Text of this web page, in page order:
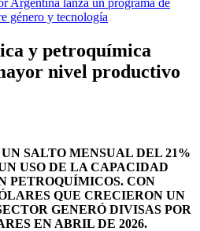
Argentina lanza un programa de
género y tecnología
y petroquímica
nivel productivo
SALTO MENSUAL DEL 21%
USO DE LA CAPACIDAD
PETROQUÍMICOS. CON
QUE CRECIERON UN
GENERÓ DIVISAS POR
EN ABRIL DE 2026.